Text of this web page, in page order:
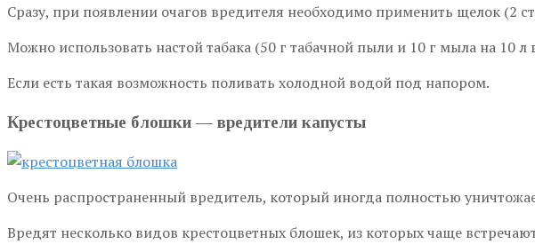
Сразу, при появлении очагов вредителя необходимо применить щелок (2
Можно использовать настой табака (50 г табачной пыли и 10 г мыла на 10 л
Если есть такая возможность поливать холодной водой под напором.
Крестоцветные блошки — вредители капусты
Очень распространенный вредитель, который иногда полностью
Вредят несколько видов крестоцветных блошек, из которых чаще